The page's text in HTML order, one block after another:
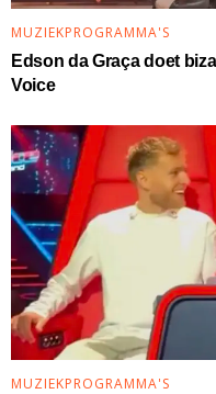
MUZIEKPROGRAMMA'S
Edson da Graça doet
Voice
MUZIEKPROGRAMMA'S